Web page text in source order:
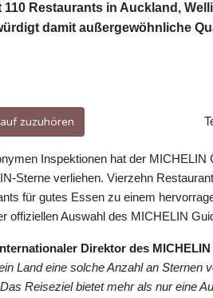
110 Restaurants in Auckland,
damit außergewöhnliche
zuzuhören
Inspektionen hat der
Sterne verliehen. Vierzehn
für gutes Essen zu einem
offiziellen Auswahl des MICHELIN
Direktor des
Land eine solche Anzahl an Sternen
Reiseziel bietet mehr als nur eine